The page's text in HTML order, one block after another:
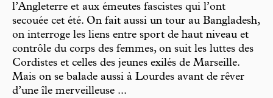
l’Angleterre et aux émeutes fascistes qui l’ont
secouée cet été. On fait aussi un tour au Bangladesh,
on interroge les liens entre sport de haut niveau et
contrôle du corps des femmes, on suit les luttes des
Cordistes et celles des jeunes exilés de Marseille.
Mais on se balade aussi à Lourdes avant de rêver
d’une île merveilleuse ...